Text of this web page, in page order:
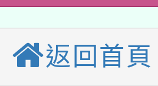
學年度第1次
考甄選結果公
學年度第2次
甄選結果公告(
住民族委員會
返回首頁